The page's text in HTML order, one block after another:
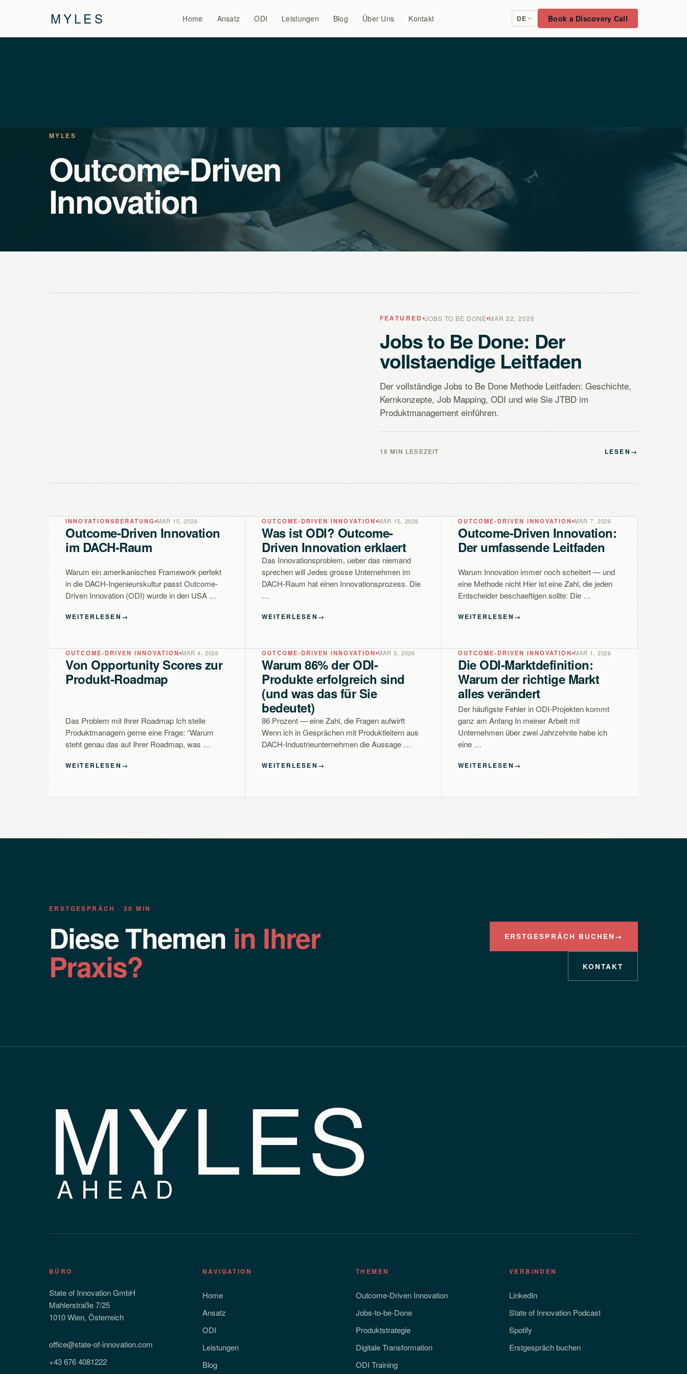
MYLES Home Ansatz ODI Leistungen Blog Über Uns Kontakt DE Book a Discovery Call
MYLES
Outcome-Driven
Innovation
FEATURED JOBS TO BE DONE MAR 22, 2026
Jobs to Be Done: Der
vollstaendige Leitfaden
Der vollständige Jobs to Be Done Methode Leitfaden: Geschichte,
Kernkonzepte, Job Mapping, ODI und wie Sie JTBD im
Produktmanagement einführen.
16 MIN LESEZEIT LESEN →
INNOVATIONSBERATUNG MAR 15, 2026
Outcome-Driven Innovation
im DACH-Raum
Warum ein amerikanisches Framework perfekt
in die DACH-Ingenieurskultur passt Outcome-
Driven Innovation (ODI) wurde in den USA …
WEITERLESEN →
OUTCOME-DRIVEN INNOVATION MAR 15, 2026
Was ist ODI? Outcome-
Driven Innovation erklaert
Das Innovationsproblem, ueber das niemand
sprechen will Jedes grosse Unternehmen im
DACH-Raum hat einen Innovationsprozess. Die
…
WEITERLESEN →
OUTCOME-DRIVEN INNOVATION MAR 7, 2026
Outcome-Driven Innovation:
Der umfassende Leitfaden
Warum Innovation immer noch scheitert — und
eine Methode nicht Hier ist eine Zahl, die jeden
Entscheider beschaeftigen sollte: Die …
WEITERLESEN →
OUTCOME-DRIVEN INNOVATION MAR 4, 2026
Von Opportunity Scores zur
Produkt-Roadmap
Das Problem mit Ihrer Roadmap Ich stelle
Produktmanagern gerne eine Frage: “Warum
steht genau das auf Ihrer Roadmap, was …
WEITERLESEN →
OUTCOME-DRIVEN INNOVATION MAR 3, 2026
Warum 86% der ODI-
Produkte erfolgreich sind
(und was das für Sie
bedeutet)
86 Prozent — eine Zahl, die Fragen aufwirft
Wenn ich in Gesprächen mit Produktleitern aus
DACH-Industrieunternehmen die Aussage …
WEITERLESEN →
OUTCOME-DRIVEN INNOVATION MAR 1, 2026
Die ODI-Marktdefinition:
Warum der richtige Markt
alles verändert
Der häufigste Fehler in ODI-Projekten kommt
ganz am Anfang In meiner Arbeit mit
Unternehmen über zwei Jahrzehnte habe ich
eine …
WEITERLESEN →
ERSTGESPRÄCH · 30 MIN
Diese Themen in Ihrer
Praxis?
ERSTGESPRÄCH BUCHEN →
KONTAKT
MYLES
AHEAD
BÜRO
State of Innovation GmbH
Mahlerstraße 7/25
1010 Wien, Österreich
office@state-of-innovation.com
+43 676 4081222
NAVIGATION
Home
Ansatz
ODI
Leistungen
Blog
THEMEN
Outcome-Driven Innovation
Jobs-to-be-Done
Produktstrategie
Digitale Transformation
ODI Training
VERBINDEN
LinkedIn
State of Innovation Podcast
Spotify
Erstgespräch buchen